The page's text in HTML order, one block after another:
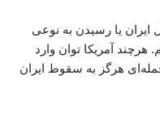
ایران یا رسیدن به نوعی
آمریکا توان وارد
هرگز به سقوط ایران